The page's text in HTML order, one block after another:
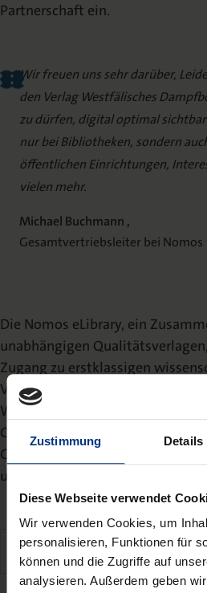
Zustimmung Details
Diese Webseite verwendet
Wir verwenden Cookies, um
personalisieren, Funktionen für
können und die Zugriffe auf
analysieren. Außerdem geben
Partnerschaft ein.
Wir freuen uns sehr darüber,
den Verlag Westfälisches
zu dürfen, digital optimal
nur bei Bibliotheken, sondern
öffentlichen Einrichtungen,
vielen mehr.
Michael Buchmann ,
Gesamtvertriebsleiter bei Nomos
Die Nomos eLibrary, ein
unabhängigen
Zugang zu erstklassigen
Veröffentlichungen u.a. aus den
Wirtschaft, Medien- und
Geschichte, Soziologie, Bildung
Gesundheit, Philosophie,
und Literaturwissenschaft,
Zur Nomos eLibraryhttps://